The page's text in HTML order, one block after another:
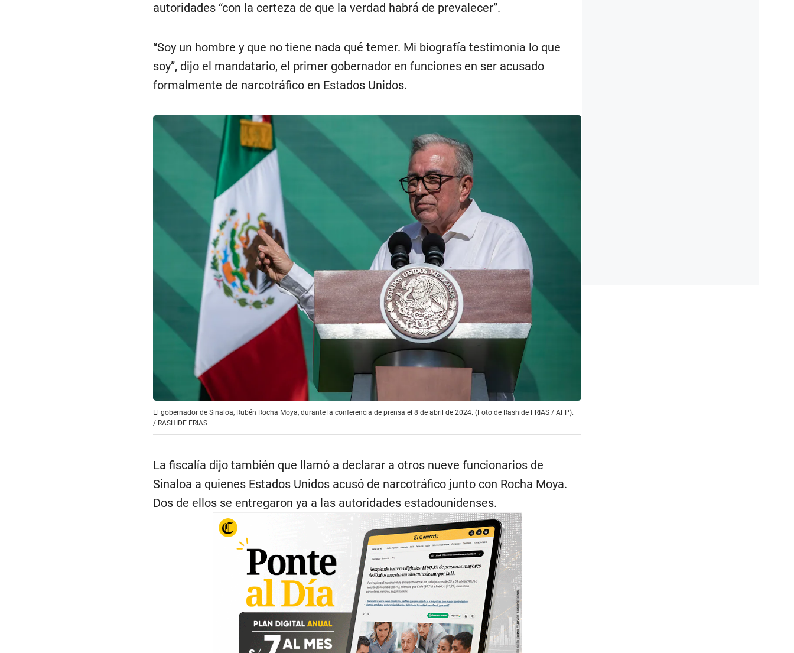
autoridades “con la certeza de que la verdad habrá de prevalecer”.
“Soy un hombre y que no tiene nada qué temer. Mi biografía testimonia lo que
soy”, dijo el mandatario, el primer gobernador en funciones en ser acusado
formalmente de narcotráfico en Estados Unidos.
El gobernador de Sinaloa, Rubén Rocha Moya, durante la conferencia de prensa el 8 de abril de 2024. (Foto de Rashide FRIAS / AFP).
/ RASHIDE FRIAS
La fiscalía dijo también que llamó a declarar a otros nueve funcionarios de
Sinaloa a quienes Estados Unidos acusó de narcotráfico junto con Rocha Moya.
Dos de ellos se entregaron ya a las autoridades estadounidenses.